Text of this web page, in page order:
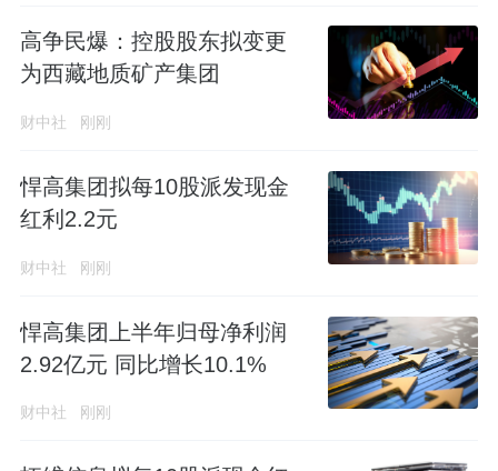
高争民爆：控股股东拟变更
为西藏地质矿产集团
财中社 刚刚
悍高集团拟每10股派发现金
红利2.2元
财中社 刚刚
悍高集团上半年归母净利润
2.92亿元 同比增长10.1%
财中社 刚刚